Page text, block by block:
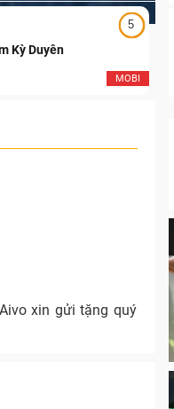
5
MOBI
Kỳ Duyên
xin gửi tặng quý